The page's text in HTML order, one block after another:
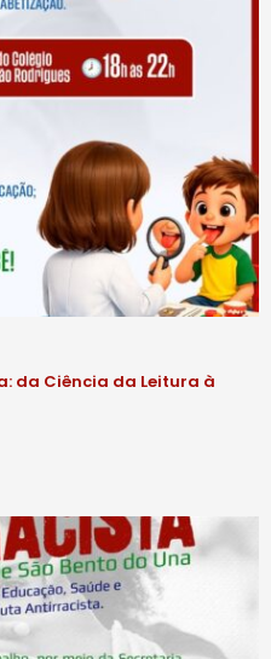
da Ciência da Leitura à